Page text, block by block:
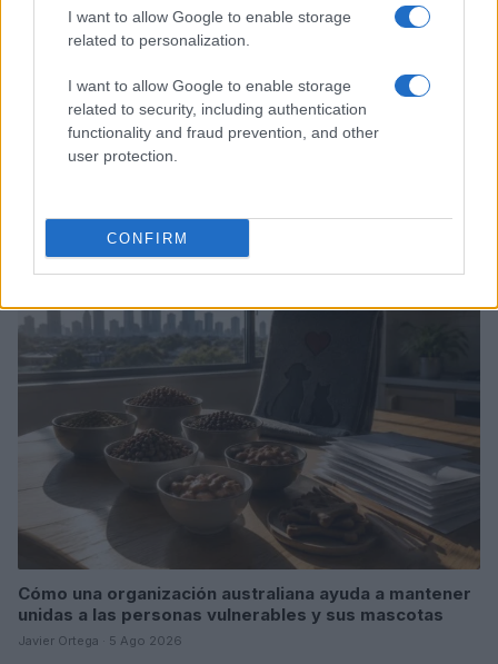
I want to allow Google to enable storage
related to personalization.
I want to allow Google to enable storage
related to security, including authentication
functionality and fraud prevention, and other
user protection.
CONFIRM
Javier Ortega · 5 Ago 2026
Cómo una organización australiana ayuda a mantener
unidas a las personas vulnerables y sus mascotas
Javier Ortega · 5 Ago 2026